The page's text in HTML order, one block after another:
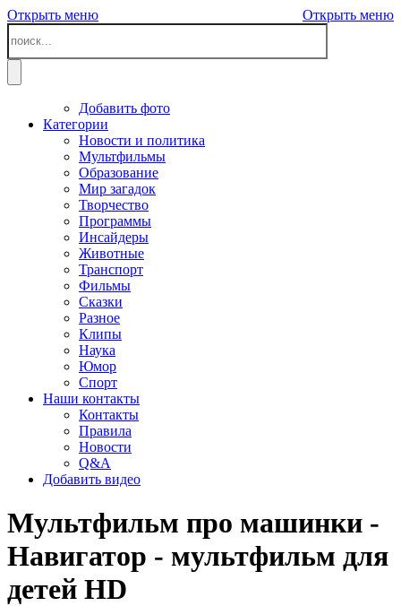
Открыть меню Открыть меню
Добавить фото
Категории
Новости и политика
Мультфильмы
Образование
Мир загадок
Творчество
Программы
Инсайдеры
Животные
Транспорт
Фильмы
Сказки
Разное
Клипы
Наука
Юмор
Спорт
Наши контакты
Контакты
Правила
Новости
Q&A
Добавить видео
Мультфильм про машинки -
Навигатор - мультфильм для
детей HD